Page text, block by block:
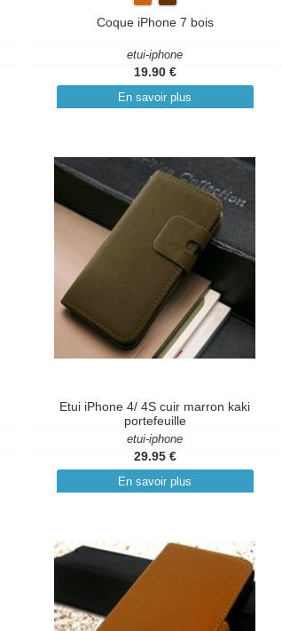
Coque iPhone 7 bois
etui-iphone
19.90 €
En savoir plus
Etui iPhone 4/ 4S cuir marron kaki
portefeuille
etui-iphone
29.95 €
En savoir plus